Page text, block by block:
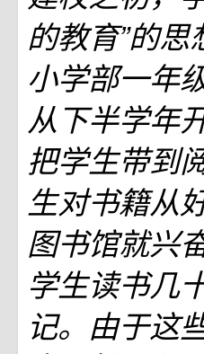
的教育”的
小学部一年
从下半学年
把学生带到
生对书籍从
图书馆就兴
学生读书几
记。由于这